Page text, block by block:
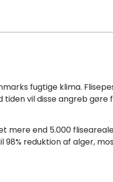
fugtige klima.
vil disse angreb gøre
mere end 5.000
reduktion af alger,